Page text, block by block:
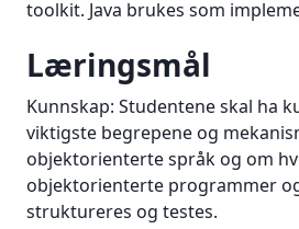
toolkit. Java brukes som
Læringsmål
Kunnskap: Studentene skal ha
viktigste begrepene og
objektorienterte språk og om
objektorienterte programmer
struktureres og testes.